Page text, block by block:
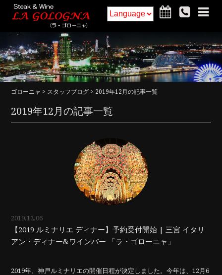
ホーム フードメニュー
ドリンクメニュー インテリア
ご予約 求人
ゴローニャ > スタッフブログ > 2019年12月の記事一覧
2019年12月の記事一覧
2019.12.06
【2019 ルミナリエ ディナー】予約受付開始 | 三宮 イタリ
アン・ディナー&ワインバー 「ラ・ゴローニャ」
2019年、神戸ルミナリエの開催日程が決定しました。今年は、12月6